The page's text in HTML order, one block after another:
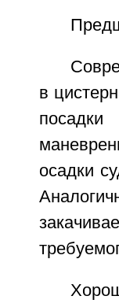
в
осадки